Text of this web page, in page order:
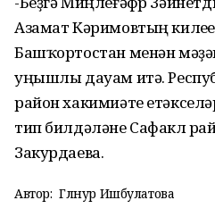
Азамат Кәримовтың
Башҡортостан менән
уңышлы дауам итә.
район хакимиәте
тип билдәләне Сафакүл
Закурдаева.
Автор: Гөлнур Ишбулатова